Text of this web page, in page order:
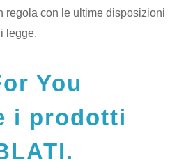
regola con le ultime disposizioni
legge.
You
i prodotti